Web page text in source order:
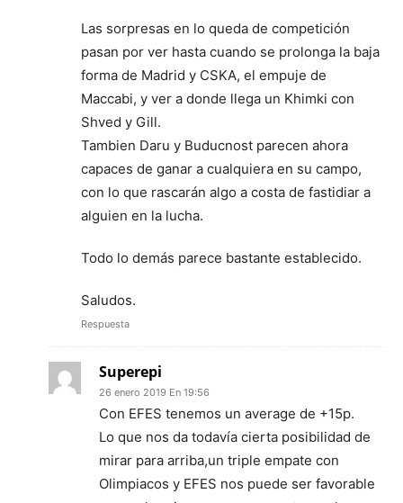
Las sorpresas en lo queda de competición
pasan por ver hasta cuando se prolonga la baja
forma de Madrid y CSKA, el empuje de
Maccabi, y ver a donde llega un Khimki con
Shved y Gill.
Tambien Daru y Buducnost parecen ahora
capaces de ganar a cualquiera en su campo,
con lo que rascarán algo a costa de fastidiar a
alguien en la lucha.
Todo lo demás parece bastante establecido.
Saludos.
Respuesta
Superepi
26 enero 2019 En 19:56
Con EFES tenemos un average de +15p.
Lo que nos da todavía cierta posibilidad de
mirar para arriba,un triple empate con
Olimpiacos y EFES nos puede ser favorable